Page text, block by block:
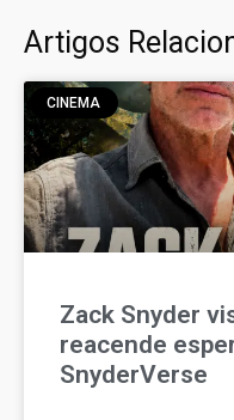
Artigos
CINEMA
Zack Snyder
reacende
SnyderVerse